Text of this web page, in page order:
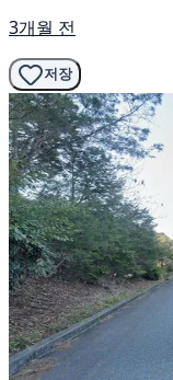
3개월 전
저장